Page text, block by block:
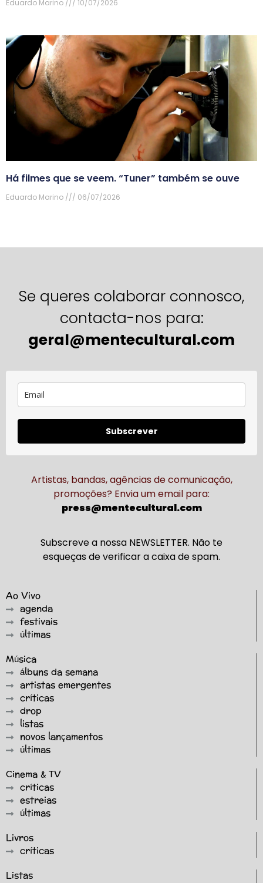
Eduardo Marino 10/07/2026
Há filmes que se veem. “Tuner” também se ouve
Eduardo Marino 06/07/2026
Se queres colaborar connosco,
contacta-nos para:
geral@mentecultural.com
Subscrever
Artistas, bandas, agências de comunicação,
promoções? Envia um email para:
press@mentecultural.com
Subscreve a nossa NEWSLETTER. Não te
esqueças de verificar a caixa de spam.
Ao Vivo
agenda
festivais
últimas
Música
álbuns da semana
artistas emergentes
críticas
drop
listas
novos lançamentos
últimas
Cinema & TV
críticas
estreias
últimas
Livros
críticas
Listas